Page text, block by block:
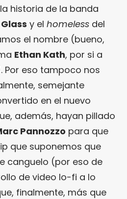
historia de la banda
y el homeless del
el nombre (bueno,
Ethan Kath, por si a
Por eso tampoco nos
semejante
en el nuevo
además, hayan pillado
Pannozzo para que
que suponemos que
canguelo (por eso de
de video lo-fi a lo
finalmente, más que